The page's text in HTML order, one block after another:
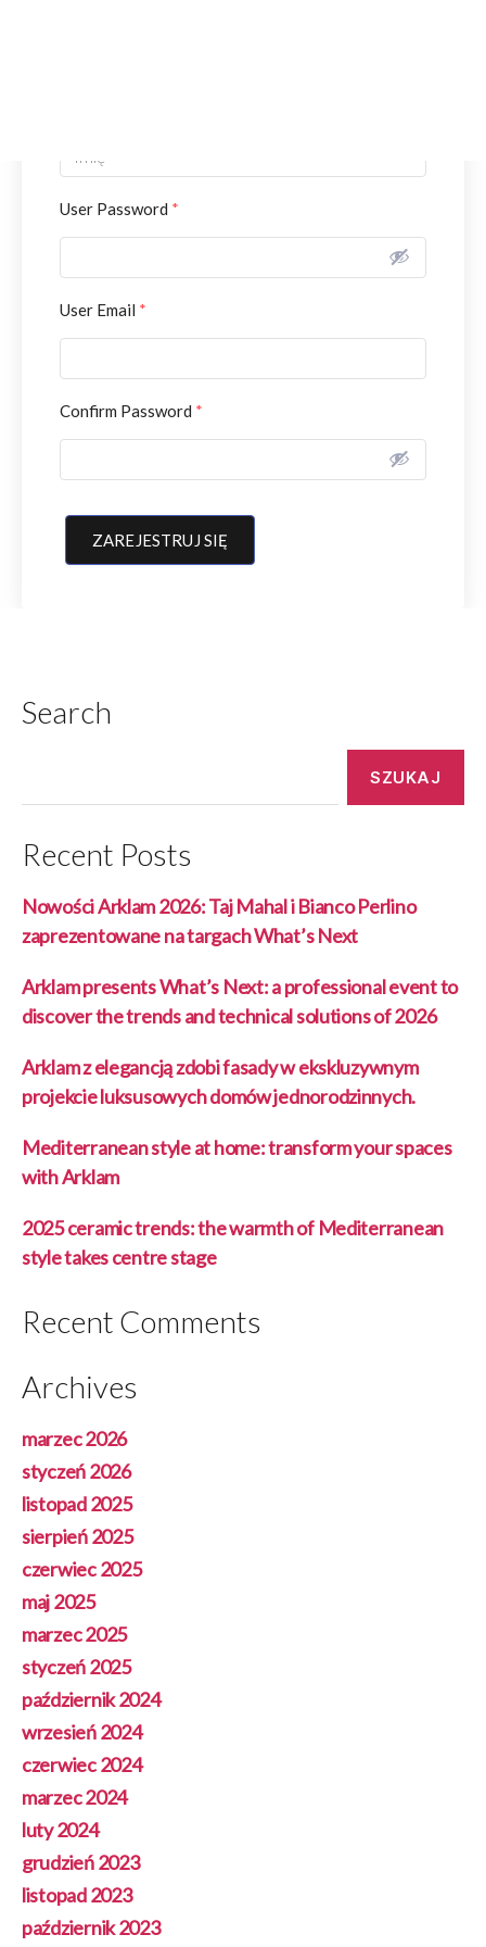
User Password *
User Email *
Confirm Password *
ZAREJESTRUJ SIĘ
Search
Recent Posts
Nowości Arklam 2026: Taj Mahal i Bianco Perlino
zaprezentowane na targach What’s Next
Arklam presents What’s Next: a professional event to
discover the trends and technical solutions of 2026
Arklam z elegancją zdobi fasady w ekskluzywnym
projekcie luksusowych domów jednorodzinnych.
Mediterranean style at home: transform your spaces
with Arklam
2025 ceramic trends: the warmth of Mediterranean
style takes centre stage
Recent Comments
Archives
marzec 2026
styczeń 2026
listopad 2025
sierpień 2025
czerwiec 2025
maj 2025
marzec 2025
styczeń 2025
październik 2024
wrzesień 2024
czerwiec 2024
marzec 2024
luty 2024
grudzień 2023
listopad 2023
październik 2023